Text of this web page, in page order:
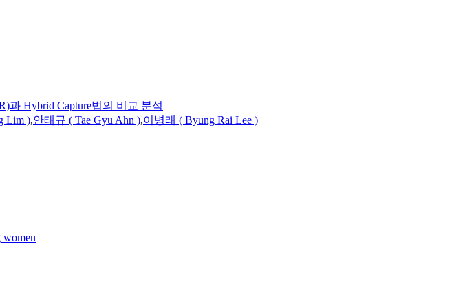
과 Hybrid Capture법의 비교 분석
Lim ),안태규 ( Tae Gyu Ahn ),이병래 ( Byung Rai Lee )
women